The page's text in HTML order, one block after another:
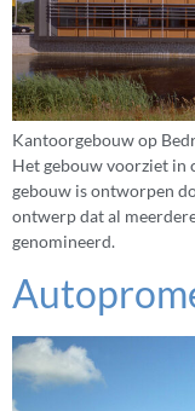
Kantoorgebouw op
Het gebouw voorziet in
gebouw is ontworpen
ontwerp dat al
genomineerd.